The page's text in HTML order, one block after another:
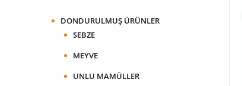
DONDURULMUŞ ÜRÜNLER
SEBZE
MEYVE
UNLU MAMÜLLER